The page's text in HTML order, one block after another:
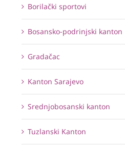
Borilački sportovi
Bosansko-podrinjski kanton
Gradačac
Kanton Sarajevo
Srednjobosanski kanton
Tuzlanski Kanton